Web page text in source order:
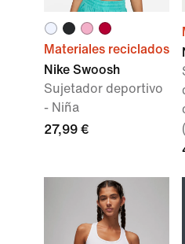
Materiales reciclados
Nike Swoosh
Sujetador deportivo
- Niña
27,99 €